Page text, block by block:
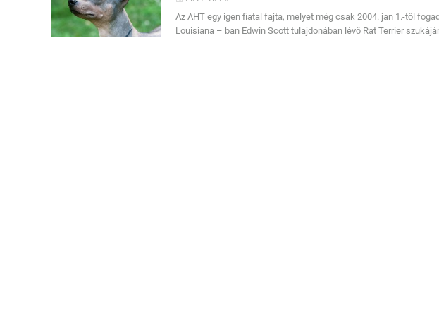
Az AHT egy igen fiatal fajta, melyet még csak 2004. jan 1.-től
Louisiana – ban Edwin Scott tulajdonában lévő Rat Terrier